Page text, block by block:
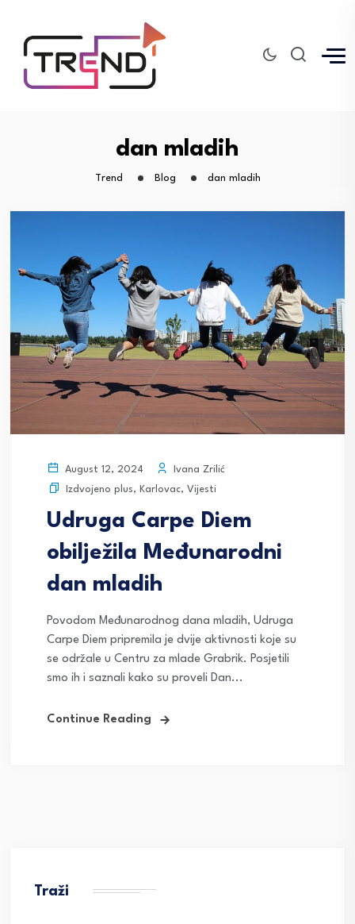
dan mladih
Trend Blog dan mladih
August 12, 2024
Ivana Zrilić
Izdvojeno plus, Karlovac, Vijesti
Udruga Carpe Diem
obilježila Međunarodni
dan mladih
Povodom Međunarodnog dana mladih, Udruga
Carpe Diem pripremila je dvije aktivnosti koje su
se održale u Centru za mlade Grabrik. Posjetili
smo ih i saznali kako su proveli Dan...
Continue Reading
Traži